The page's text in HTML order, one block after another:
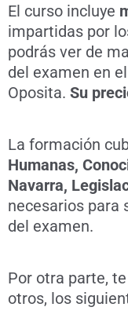
El curso incluye
impartidas por
podrás ver de
del examen en
Oposita. Su
La formación
Humanas,
Navarra,
necesarios para
del examen.
Por otra parte,
otros, los